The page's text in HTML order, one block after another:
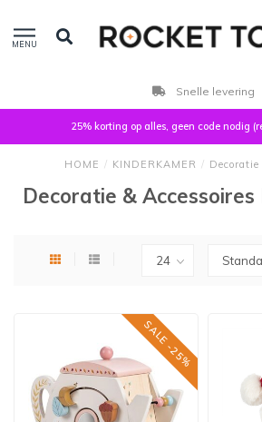
MENU
Klanten beoordelen ons
25% korting op alles, geen code nodig
HOME / KINDERKAMER /
Decoratie &
SALE -25%